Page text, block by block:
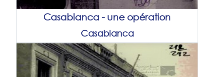
Casablanca - une opération
Casablanca